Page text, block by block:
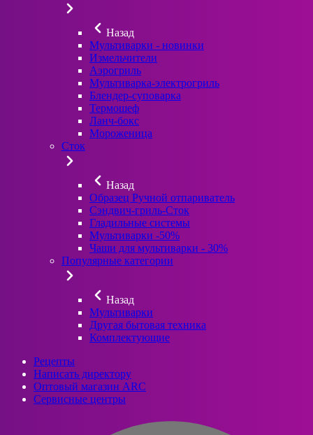
Назад
Мультиварки - новинки
Измельчители
Аэрогриль
Мультиварка-электрогриль
Блендер-суповарка
Термошеф
Ланч-бокс
Мороженица
Сток
Назад
Образец Ручной отпариватель
Сэндвич-гриль-Сток
Гладильные системы
Мультиварки -50%
Чаши для мультиварки - 30%
Популярные категории
Назад
Мультиварки
Другая бытовая техника
Комплектующие
Рецепты
Написать директору
Оптовый магазин ARC
Сервисные центры